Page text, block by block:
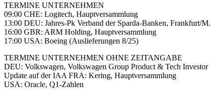
TERMINE UNTERNEHMEN
09:00 CHE: Logitech, Hauptversammlung
13:00 DEU: Jahres-Pk Verband der Sparda-Banken, Frankfurt/M.
16:00 GBR: ARM Holding, Hauptversammlung
17:00 USA: Boeing (Auslieferungen 8/25)
TERMINE UNTERNEHMEN OHNE ZEITANGABE
DEU: Volkswagen, Volkswagen Group Product & Tech Investor
Update auf der IAA FRA: Kering, Hauptversammlung
USA: Oracle, Q1-Zahlen